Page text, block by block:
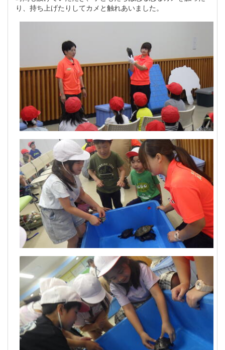
り、持ち上げたりしてカメと触れあいました。